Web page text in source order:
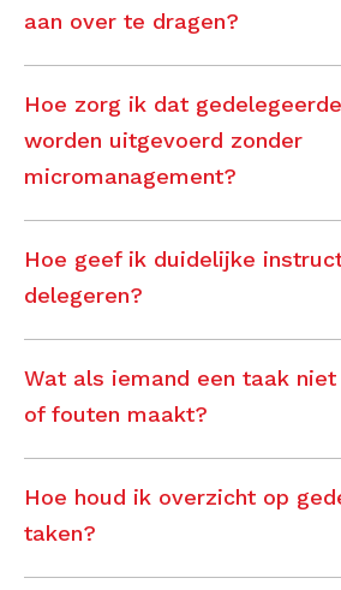
aan over te dragen?
Hoe zorg ik dat
worden uitgevoerd zonder
micromanagement?
Hoe geef ik duidelijke
delegeren?
Wat als iemand een taak
of fouten maakt?
Hoe houd ik overzicht op
taken?